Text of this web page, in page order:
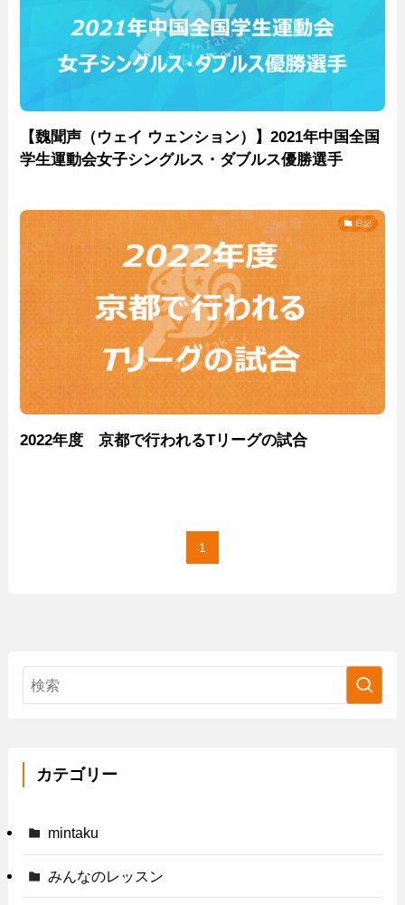
【魏聞声（ウェイ ウェンション）】2021年中国全国
学生運動会女子シングルス・ダブルス優勝選手
日記
2022年度 京都で行われるTリーグの試合
1
カテゴリー
mintaku
みんなのレッスン